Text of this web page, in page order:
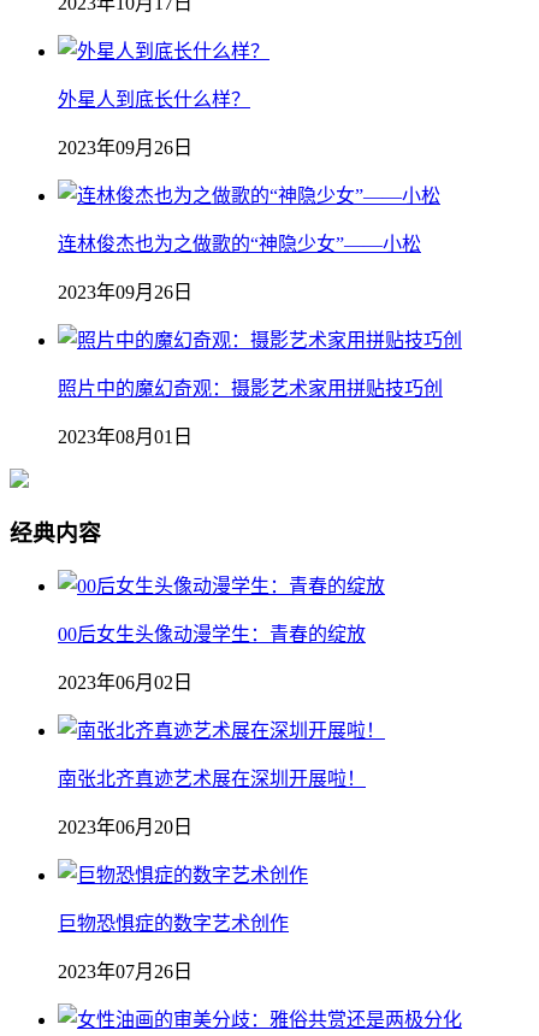
外星人到底长什么样？
2023年09月26日
连林俊杰也为之做歌的“神隐少女”——小松
2023年09月26日
照片中的魔幻奇观：摄影艺术家用拼贴技巧创
2023年08月01日
经典内容
00后女生头像动漫学生：青春的绽放
2023年06月02日
南张北齐真迹艺术展在深圳开展啦！
2023年06月20日
巨物恐惧症的数字艺术创作
2023年07月26日